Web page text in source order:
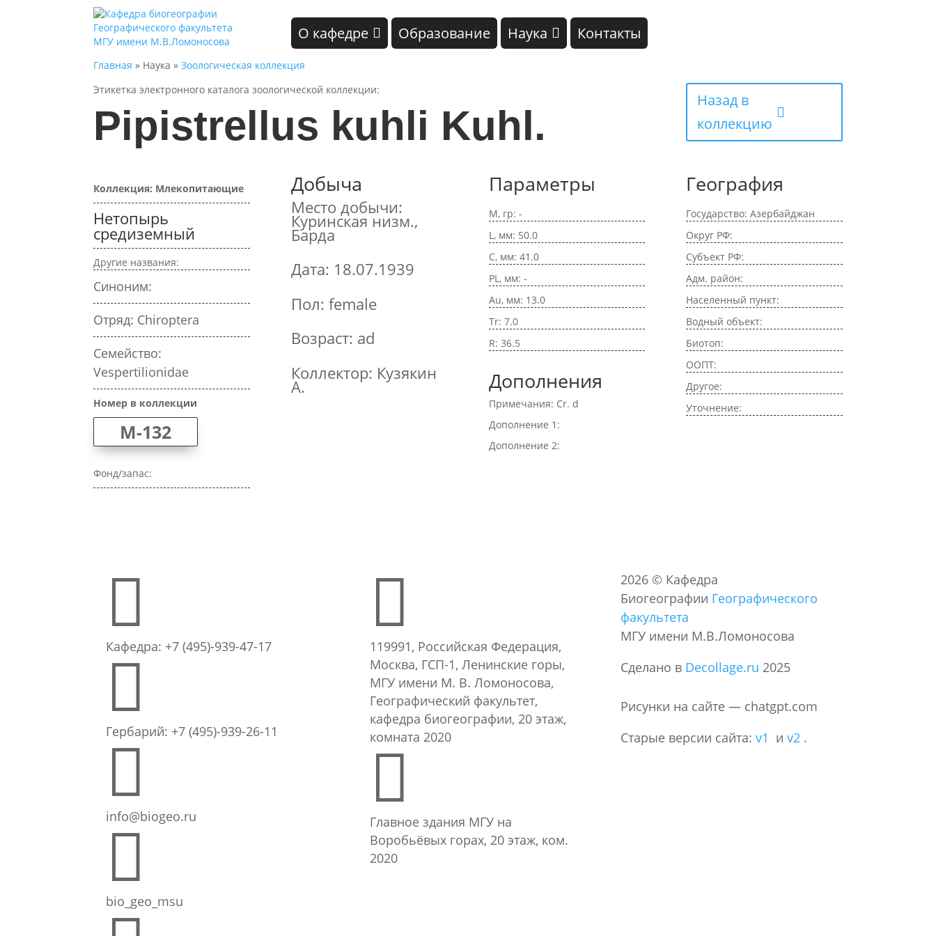
О кафедре Образование Наука Контакты
Главная » Наука »Зоологическая коллекция
Этикетка электронного каталога зоологической коллекции:
Pipistrellus kuhli Kuhl.
Назад в
коллекцию
Коллекция: Млекопитающие
Нетопырь
средиземный
Другие названия:
Синоним:
Отряд: Chiroptera
Семейство:
Vespertilionidae
Номер в коллекции
M-132
Фонд/запас:
Добыча
Место добычи:
Куринская низм.,
Барда
Дата: 18.07.1939
Пол: female
Возраст: ad
Коллектор: Кузякин
А.
Параметры
M, гр: -
L, мм: 50.0
C, мм: 41.0
PL, мм: -
Au, мм: 13.0
Tr: 7.0
R: 36.5
Дополнения
Примечания: Cr. d
Дополнение 1:
Дополнение 2:
География
Государство: Азербайджан
Округ РФ:
Субъект РФ:
Адм. район:
Населенный пункт:
Водный объект:
Биотоп:
ООПТ:
Другое:
Уточнение:

Кафедра: +7 (495)-939-47-17

Гербарий: +7 (495)-939-26-11

info@biogeo.ru

bio_geo_msu

119991, Российская Федерация,
Москва, ГСП-1, Ленинские горы,
МГУ имени М. В. Ломоносова,
Географический факультет,
кафедра биогеографии, 20 этаж,
комната 2020

Главное здания МГУ на
Воробьёвых горах, 20 этаж, ком.
2020
2026 © Кафедра
Биогеографии Географического
факультета
МГУ имени М.В.Ломоносова
Сделано в Decollage.ru 2025
Рисунки на сайте — chatgpt.com
Старые версии сайта: v1 и v2 .